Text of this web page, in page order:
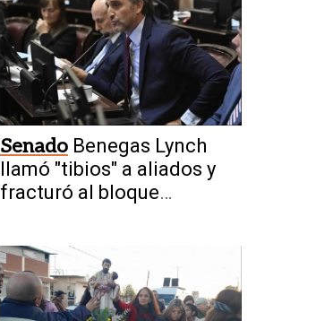
Senado Benegas Lynch
llamó "tibios" a aliados y
fracturó al bloque